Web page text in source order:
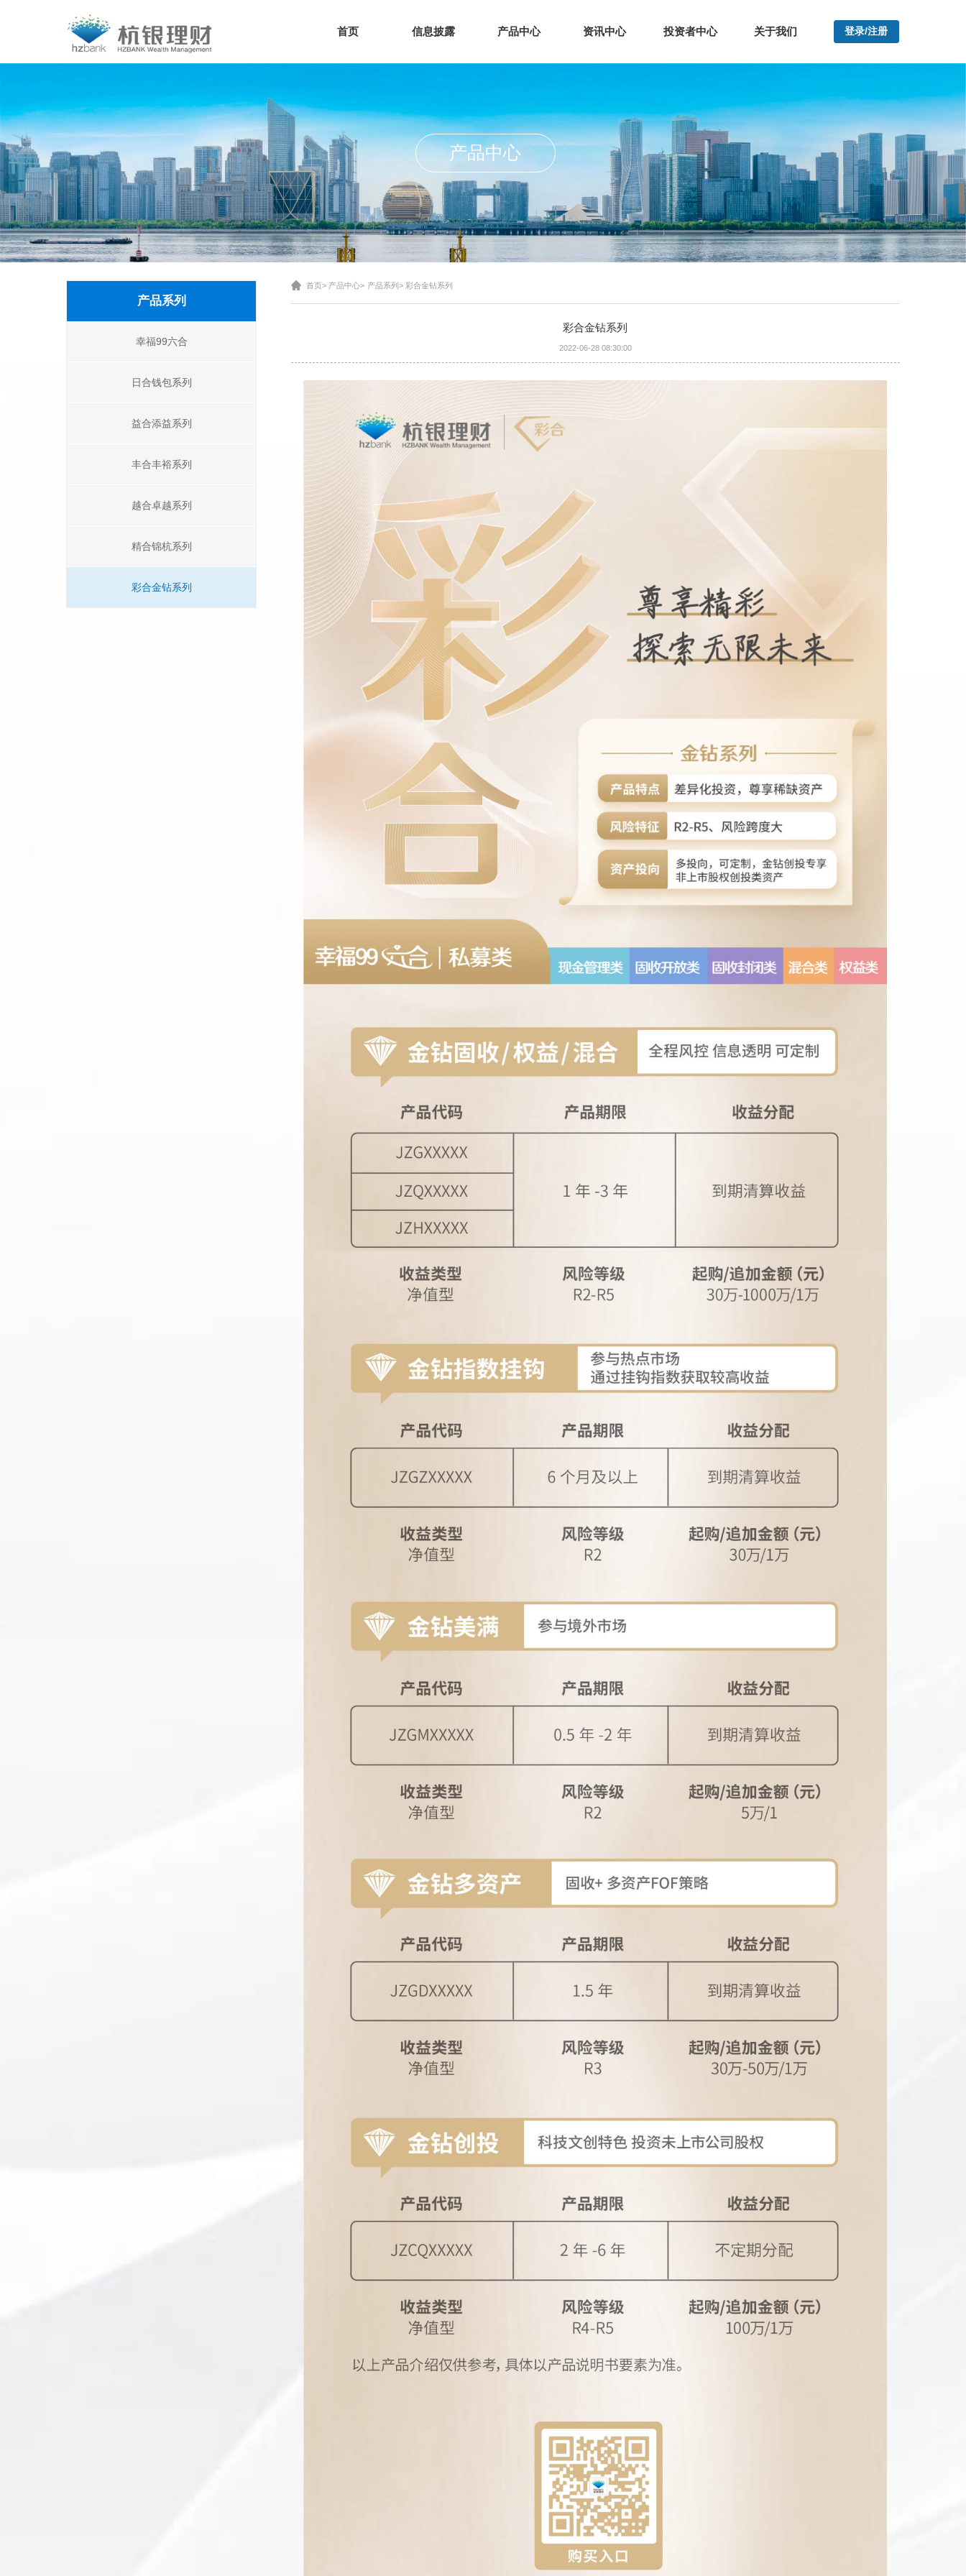
首页 信息披露 产品中心 资讯中心 投资者中心 关于我们 登录/注册
产品中心
产品系列
幸福99六合
日合钱包系列
益合添益系列
丰合丰裕系列
越合卓越系列
精合锦杭系列
彩合金钻系列
首页> 产品中心> 产品系列 > 彩合金钻系列
彩合金钻系列
2022-06-28 08:30:00